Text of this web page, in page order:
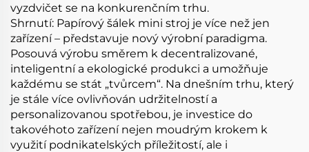
vyzdvičet se na konkurenčním trhu.
Shrnutí: Papírový šálek mini stroj je více než jen
zařízení – představuje nový výrobní paradigma.
Posouvá výrobu směrem k decentralizované,
inteligentní a ekologické produkci a umožňuje
každému se stát „tvůrcem“. Na dnešním trhu, který
je stále více ovlivňován udržitelností a
personalizovanou spotřebou, je investice do
takovéhoto zařízení nejen moudrým krokem k
využití podnikatelských příležitostí, ale i